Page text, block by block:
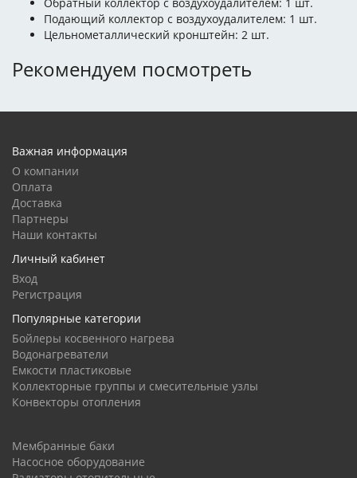
Подающий коллектор с воздухоудалителем: 1 шт.
Цельнометаллический кронштейн: 2 шт.
Рекомендуем посмотреть
Важная информация
О компании
Оплата
Доставка
Партнеры
Наши контакты
Личный кабинет
Вход
Регистрация
Популярные категории
Бойлеры косвенного нагрева
Водонагреватели
Емкости пластиковые
Коллекторные группы и смесительные узлы
Конвекторы отопления
Мембранные баки
Насосное оборудование